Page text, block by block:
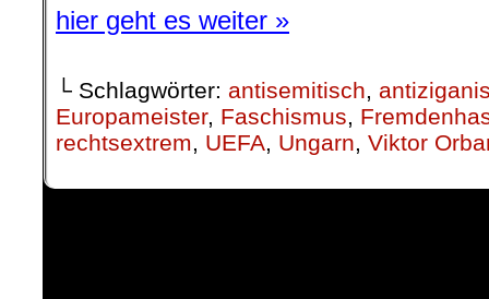
hier geht es weiter »
└ Schlagwörter: antisemitisch,
Europameister, Faschismus,
rechtsextrem, UEFA, Ungarn, Viktor